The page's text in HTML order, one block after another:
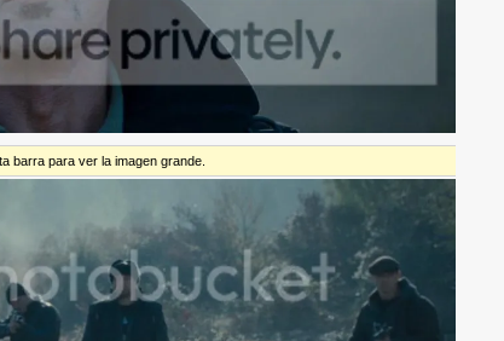
barra para ver la imagen grande.